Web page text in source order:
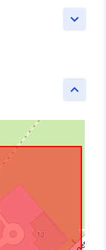
keyboard_arrow_down
keyboard_arrow_up